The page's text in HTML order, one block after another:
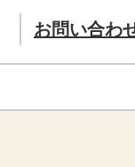
お問い合わ